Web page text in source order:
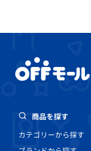
商品を探す
カテゴリーから探す